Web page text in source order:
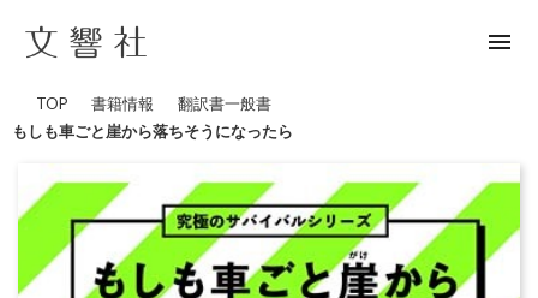
menu
TOP 書籍情報 翻訳書一般書
もしも車ごと崖から落ちそうになったら